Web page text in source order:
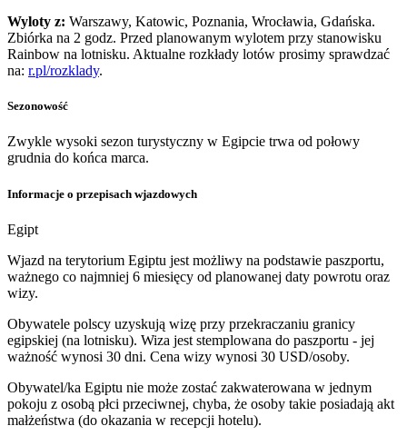
Wyloty z: Warszawy, Katowic, Poznania, Wrocławia, Gdańska.
Zbiórka na 2 godz. Przed planowanym wylotem przy stanowisku
Rainbow na lotnisku. Aktualne rozkłady lotów prosimy sprawdzać
na: r.pl/rozklady.
Sezonowość
Zwykle wysoki sezon turystyczny w Egipcie trwa od połowy
grudnia do końca marca.
Informacje o przepisach wjazdowych
Egipt
Wjazd na terytorium Egiptu jest możliwy na podstawie paszportu,
ważnego co najmniej 6 miesięcy od planowanej daty powrotu oraz
wizy.
Obywatele polscy uzyskują wizę przy przekraczaniu granicy
egipskiej (na lotnisku). Wiza jest stemplowana do paszportu - jej
ważność wynosi 30 dni. Cena wizy wynosi 30 USD/osoby.
Obywatel/ka Egiptu nie może zostać zakwaterowana w jednym
pokoju z osobą płci przeciwnej, chyba, że osoby takie posiadają akt
małżeństwa (do okazania w recepcji hotelu).